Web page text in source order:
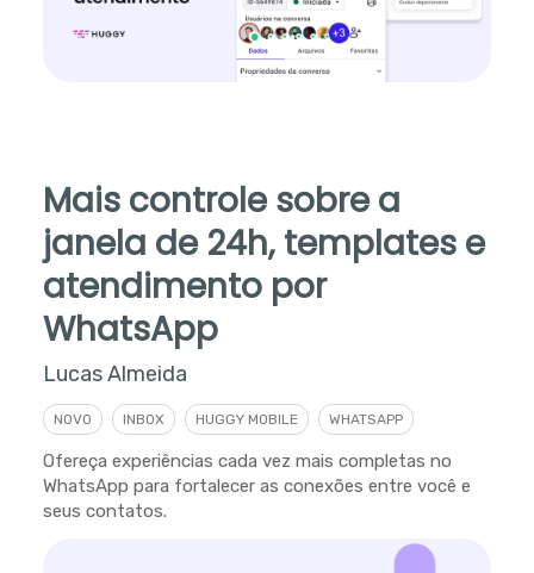
Mais controle sobre a
janela de 24h, templates e
atendimento por
WhatsApp
Lucas Almeida
NOVO INBOX HUGGY MOBILE WHATSAPP
Ofereça experiências cada vez mais completas no
WhatsApp para fortalecer as conexões entre você e
seus contatos.